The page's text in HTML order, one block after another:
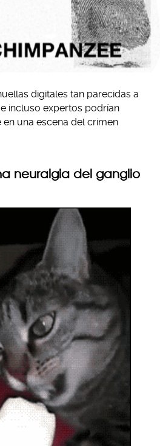
digitales tan parecidas a
incluso expertos podrían
una escena del crimen
neuralgia del ganglio